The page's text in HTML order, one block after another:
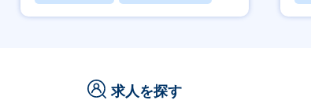
賞与あり
求人を探す